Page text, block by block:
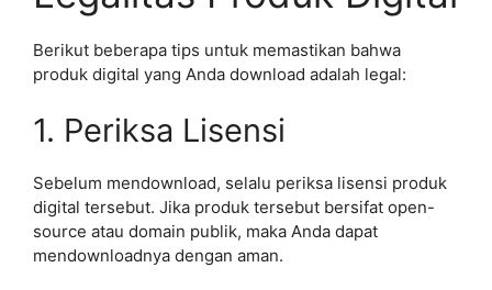
Berikut beberapa tips untuk memastikan bahwa
produk digital yang Anda download adalah legal:
1. Periksa Lisensi
Sebelum mendownload, selalu periksa lisensi produk
digital tersebut. Jika produk tersebut bersifat open-
source atau domain publik, maka Anda dapat
mendownloadnya dengan aman.